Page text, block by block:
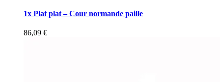
1x Plat plat – Cour normande paille
86,09 €